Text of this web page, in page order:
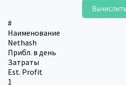
#
Наименование
Nethash
Прибл. в день
Затраты
Est. Profit
1